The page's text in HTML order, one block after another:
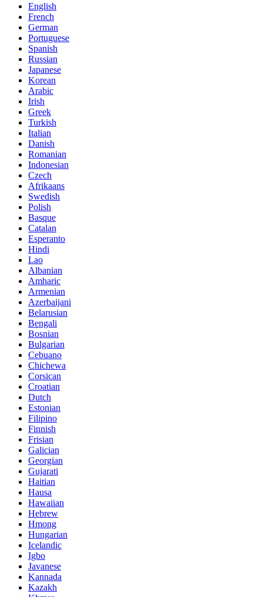
English
French
German
Portuguese
Spanish
Russian
Japanese
Korean
Arabic
Irish
Greek
Turkish
Italian
Danish
Romanian
Indonesian
Czech
Afrikaans
Swedish
Polish
Basque
Catalan
Esperanto
Hindi
Lao
Albanian
Amharic
Armenian
Azerbaijani
Belarusian
Bengali
Bosnian
Bulgarian
Cebuano
Chichewa
Corsican
Croatian
Dutch
Estonian
Filipino
Finnish
Frisian
Galician
Georgian
Gujarati
Haitian
Hausa
Hawaiian
Hebrew
Hmong
Hungarian
Icelandic
Igbo
Javanese
Kannada
Kazakh